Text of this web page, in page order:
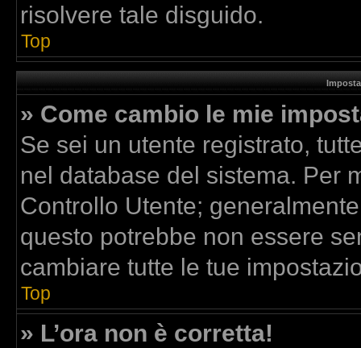
risolvere tale disguido.
Top
» Come cambio le mie
Se sei un utente registrato,
nel database del sistema. Per
Controllo Utente;
questo potrebbe non essere
cambiare tutte le tue
Top
» L’ora non è corretta!